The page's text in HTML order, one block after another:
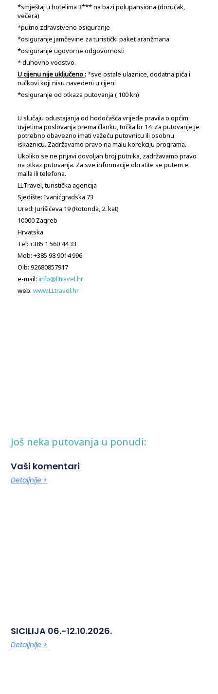
*smještaj u hotelima 3*** na bazi polupansiona (doručak,
večera)
*putno zdravstveno osiguranje
*osiguranje jamčevine za turistički paket aranžmana
*osiguranje ugovorne odgovornosti
* duhovno vodstvo.
U cijenu nije uključeno:*sve ostale ulaznice, dodatna pića i
ručkovi koji nisu navedeni u cijeni
*osiguranje od otkaza putovanja ( 100 kn)
U slučaju odustajanja od hodočašća vrijede pravila o općim
uvjetima poslovanja prema članku, točka br 14. Za putovanje je
potrebno obavezno imati važeću putovnicu ili osobnu
iskaznicu. Zadržavamo pravo na malu korekciju programa.
Ukoliko se ne prijavi dovoljan broj putnika, zadržavamo pravo
na otkaz putovanja. Za sve informacije obratite se putem e
maila ili telefona.
LLTravel, turistička agencija
Sjedište: Ivanićgradska 73
Ured: Jurišićeva 19 (Rotonda, 2. kat)
10000 Zagreb
Hrvatska
Tel: +385 1 560 44 33
Mob: +385 98 9014 996
Oib: 92680857917
e-mail: info@lltravel.hr
web: www.LLtravel.hr
Još neka putovanja u ponudi:
Vaši komentari
Detaljnije >
SICILIJA 06.-12.10.2026.
Detaljnije >